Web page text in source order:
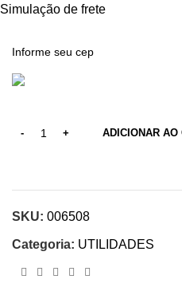
Simulação de frete
ADICIONAR AO
SKU: 006508
Categoria: UTILIDADES